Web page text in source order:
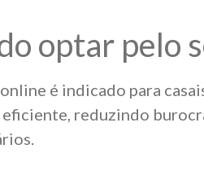
optar pelo
é indicado para
eficiente, reduzindo